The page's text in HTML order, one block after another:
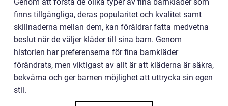
Genom att förstå de olika typer av fina barnkläder som
finns tillgängliga, deras popularitet och kvalitet samt
skillnaderna mellan dem, kan föräldrar fatta medvetna
beslut när de väljer kläder till sina barn. Genom
historien har preferenserna för fina barnkläder
förändrats, men viktigast av allt är att kläderna är säkra,
bekväma och ger barnen möjlighet att uttrycka sin egen
stil.